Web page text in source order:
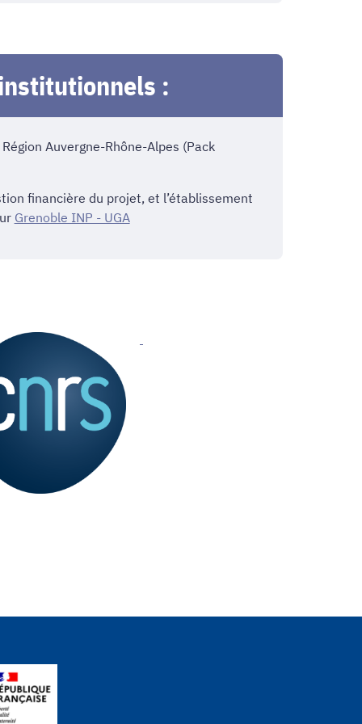
:
Auvergne-Rhône-Alpes (Pack
financière du projet, et l’établissement
Grenoble INP - UGA